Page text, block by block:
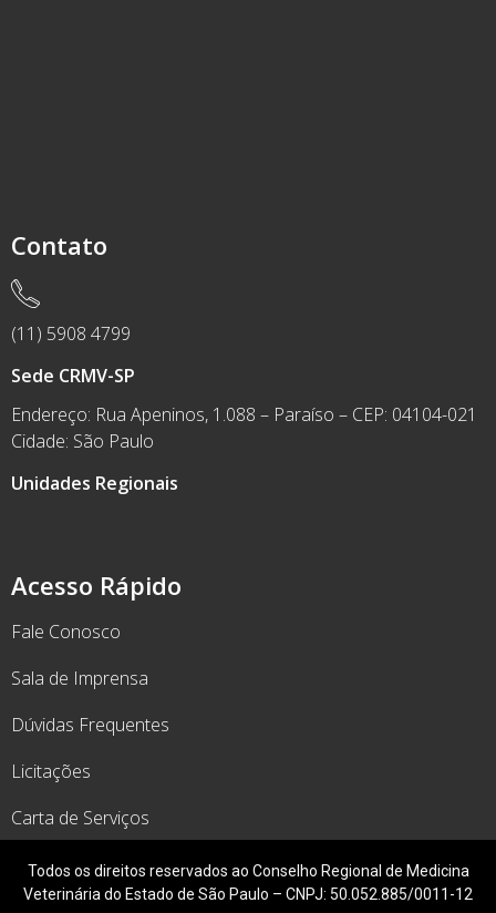
Acesso Rápido
Fale Conosco
Sala de Imprensa
Dúvidas Frequentes
Licitações
Carta de Serviços
Contato
(11) 5908 4799
Sede CRMV-SP
Endereço: Rua Apeninos, 1.088 – Paraíso – CEP: 04104-021
Cidade: São Paulo
Unidades Regionais
Todos os direitos reservados ao Conselho Regional de Medicina
Veterinária do Estado de São Paulo – CNPJ: 50.052.885/0011-12